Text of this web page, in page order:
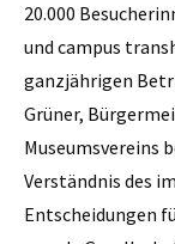
20.000
und campus
ganzjährigen
Grüner,
Museumsvereins
Verständnis des
Entscheidungen